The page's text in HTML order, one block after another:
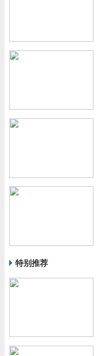
特别推荐